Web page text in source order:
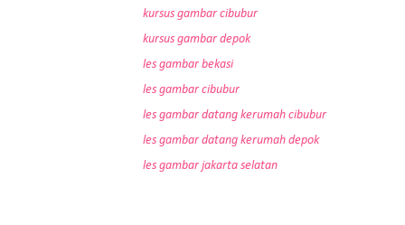
kursus gambar cibubur
kursus gambar depok
les gambar bekasi
les gambar cibubur
les gambar datang kerumah cibubur
les gambar datang kerumah depok
les gambar jakarta selatan